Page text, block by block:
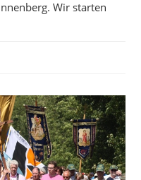
Wir starten